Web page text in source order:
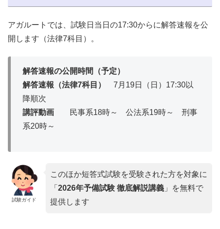
アガルートでは、試験日当日の17:30からに解答速報を公
開します（法律7科目）。
解答速報の公開時間（予定）
解答速報（法律7科目）
7月19日（日）17:30以
降順次
講評動画 民事系18時～ 公法系19時～ 刑事
系20時～
試験ガイド
このほか短答式試験を受験された方を対象に
「 2026年予備試験 徹底解説講義」を無料で
提供します